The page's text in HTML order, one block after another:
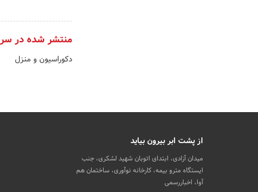
منتشر شده در
دکوراسیون و منزل
از پشت ابر بیرون بیاید
میدان آزادی، ابتدای اتوبان شهید لشکری، جنب
ایستگاه مترو بیمه، کارخانه نوآوری، ساختمان هم
آوا، اخباررسمی